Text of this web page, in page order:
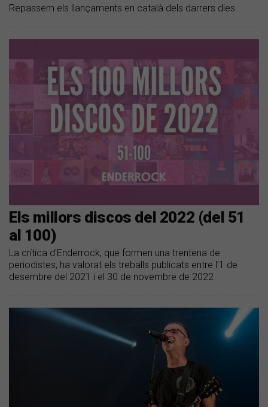
Repassem els llançaments en català dels darrers dies
Els millors discos del 2022 (del 51
al 100)
La crítica d'Enderrock, que formen una trentena de
periodistes, ha valorat els treballs publicats entre l’1 de
desembre del 2021 i el 30 de novembre de 2022